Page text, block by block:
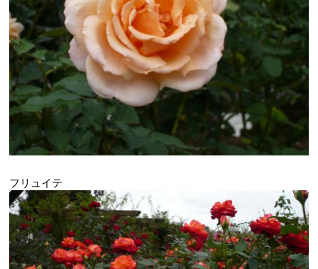
フリュイテ